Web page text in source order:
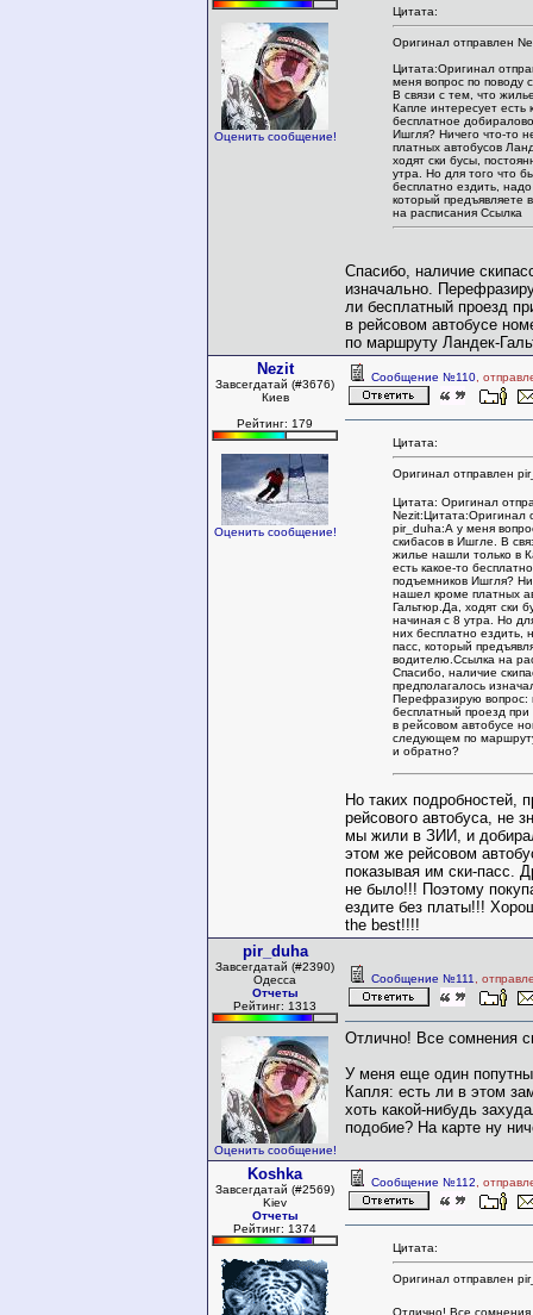
Оценить сообщение!
Цитата:
Оригинал отправлен
Цитата:Оригинал
меня вопрос по поводу
В связи с тем, что
Капле интересует есть
бесплатное
Ишгля? Ничего что-то
платных автобусов
ходят ски бусы,
утра. Но для того что
бесплатно ездить, надо
который предъявляете
на расписания Ссылка
Спасибо, наличие
изначально.
ли бесплатный проезд
в рейсовом автобусе
по маршруту Ландек-
Nezit
Завсегдатай (#3676)
Киев
Рейтинг: 179
Оценить сообщение!
Сообщение №110 ,
Цитата:
Оригинал отправлен
Цитата: Оригинал
Nezit:Цитата:Оригинал
pir_duha:А у меня
скибасов в Ишгле. В
жилье нашли только в
есть какое-то
подъемников Ишгля?
нашел кроме платных
Гальтюр.Да, ходят ски
начиная с 8 утра. Но
них бесплатно ездить,
пасс, который
водителю.Ссылка на
Спасибо, наличие
предполагалось
Перефразирую вопрос:
бесплатный проезд при
в рейсовом автобусе
следующем по
и обратно?
Но таких подробностей,
рейсового автобуса, не
мы жили в ЗИИ, и
этом же рейсовом
показывая им ски-пасс.
не было!!! Поэтому
ездите без платы!!!
the best!!!!
pir_duha
Завсегдатай (#2390)
Одесса
Отчеты
Рейтинг: 1313
Оценить сообщение!
Сообщение №111 ,
Отлично! Все сомнения
У меня еще один
Капля: есть ли в этом
хоть какой-нибудь
подобие? На карте ну
Koshka
Завсегдатай (#2569)
Kiev
Отчеты
Рейтинг: 1374
Сообщение №112 ,
Цитата:
Оригинал отправлен
Отлично! Все